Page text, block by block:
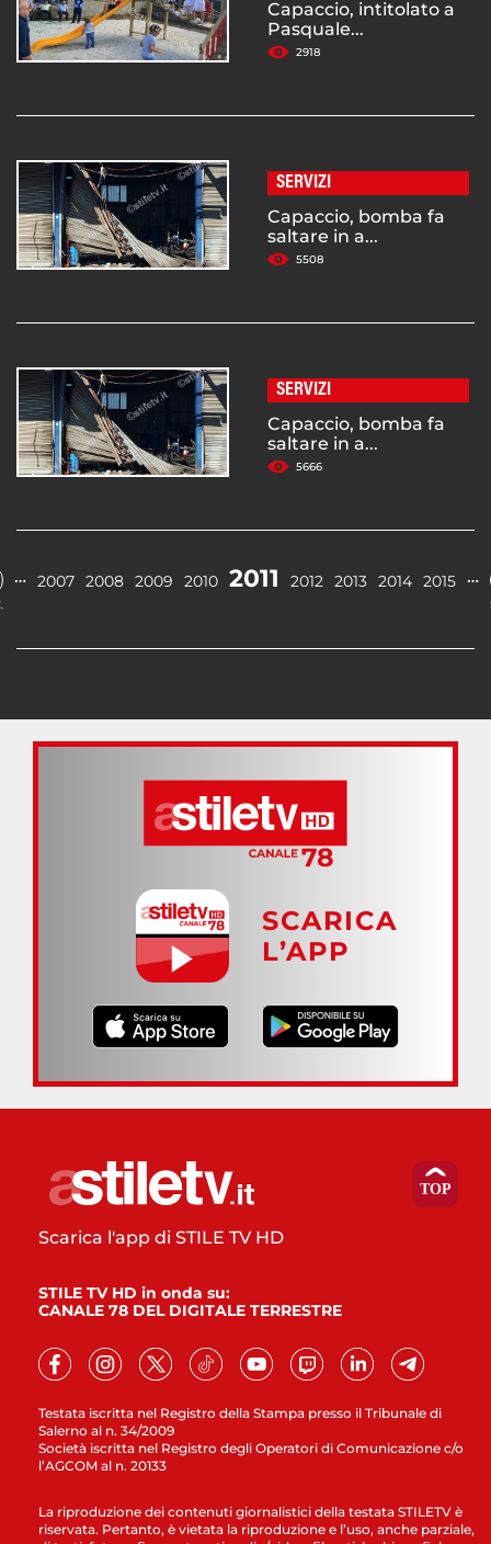
Capaccio, intitolato a
Pasquale...
2918
SERVIZI
Capaccio, bomba fa
saltare in a...
5508
SERVIZI
Capaccio, bomba fa
saltare in a...
5666
… 2007 2008 2009 2010 2011 2012 2013 2014 2015 …
SCARICA
L’APP
Testata iscritta nel Registro della Stampa presso il Tribunale di
Salerno al n. 34/2009
Società iscritta nel Registro degli Operatori di Comunicazione c/o
l’AGCOM al n. 20133
Scarica l'app di STILE TV HD
STILE TV HD in onda su:
CANALE 78 DEL DIGITALE TERRESTRE
La riproduzione dei contenuti giornalistici della testata STILETV è
riservata. Pertanto, è vietata la riproduzione e l’uso, anche parziale,